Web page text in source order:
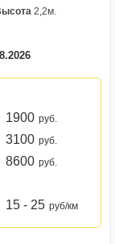
2,2м.
1900 руб.
3100 руб.
8600 руб.
15 - 25 руб/км